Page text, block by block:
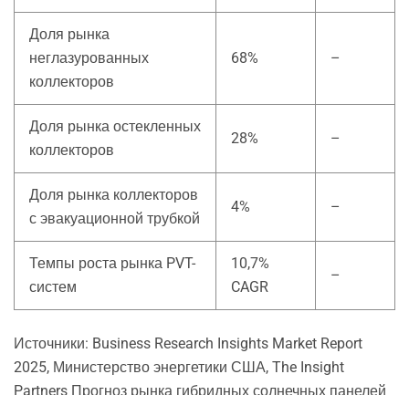
Доля рынка
неглазурованных
коллекторов
68% –
Доля рынка остекленных
коллекторов
28% –
Доля рынка коллекторов
с эвакуационной трубкой
4% –
Темпы роста рынка PVT-
систем
10,7%
CAGR
–
Источники: Business Research Insights Market Report
2025, Министерство энергетики США, The Insight
Partners Прогноз рынка гибридных солнечных панелей